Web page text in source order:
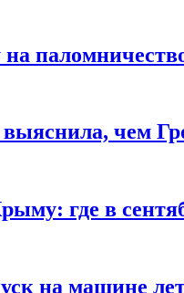
чем
где в
на машине